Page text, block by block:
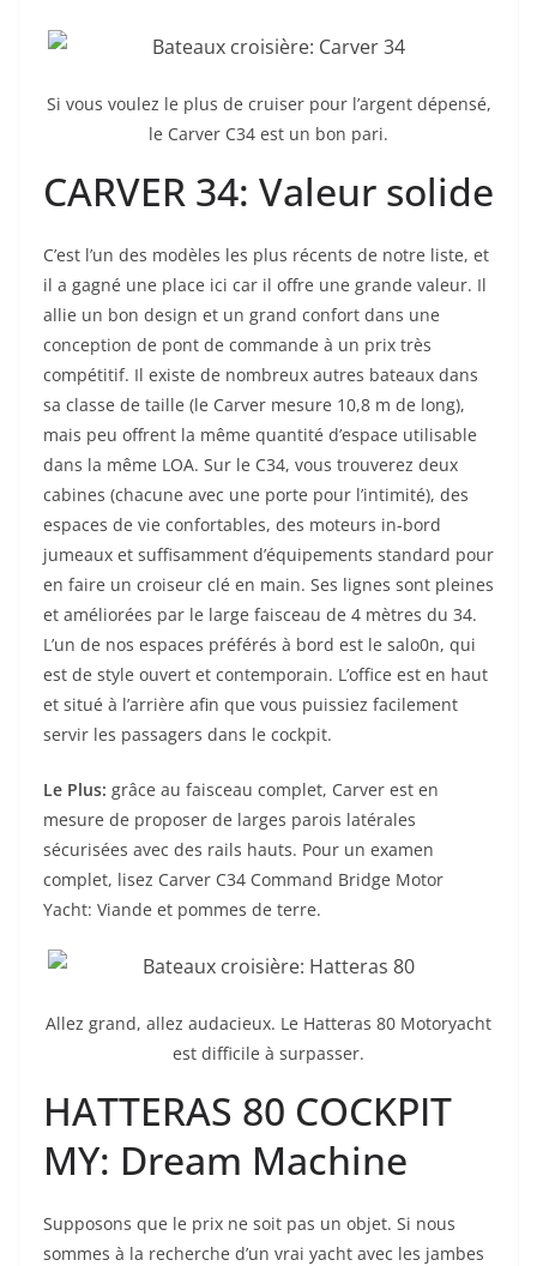
Si vous voulez le plus de cruiser pour l’argent dépensé,
le Carver C34 est un bon pari.
CARVER 34: Valeur solide
C’est l’un des modèles les plus récents de notre liste, et
il a gagné une place ici car il offre une grande valeur. Il
allie un bon design et un grand confort dans une
conception de pont de commande à un prix très
compétitif. Il existe de nombreux autres bateaux dans
sa classe de taille (le Carver mesure 10,8 m de long),
mais peu offrent la même quantité d’espace utilisable
dans la même LOA. Sur le C34, vous trouverez deux
cabines (chacune avec une porte pour l’intimité), des
espaces de vie confortables, des moteurs in-bord
jumeaux et suffisamment d’équipements standard pour
en faire un croiseur clé en main. Ses lignes sont pleines
et améliorées par le large faisceau de 4 mètres du 34.
L’un de nos espaces préférés à bord est le salo0n, qui
est de style ouvert et contemporain. L’office est en haut
et situé à l’arrière afin que vous puissiez facilement
servir les passagers dans le cockpit.
Le Plus: grâce au faisceau complet, Carver est en
mesure de proposer de larges parois latérales
sécurisées avec des rails hauts. Pour un examen
complet, lisez Carver C34 Command Bridge Motor
Yacht: Viande et pommes de terre.
Allez grand, allez audacieux. Le Hatteras 80 Motoryacht
est difficile à surpasser.
HATTERAS 80 COCKPIT
MY: Dream Machine
Supposons que le prix ne soit pas un objet. Si nous
sommes à la recherche d’un vrai yacht avec les jambes